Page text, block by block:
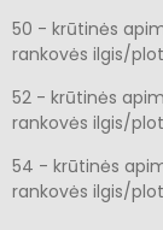
50 - krūtinės
rankovės ilgis/
52 - krūtinės
rankovės ilgis/
54 - krūtinės
rankovės ilgis/